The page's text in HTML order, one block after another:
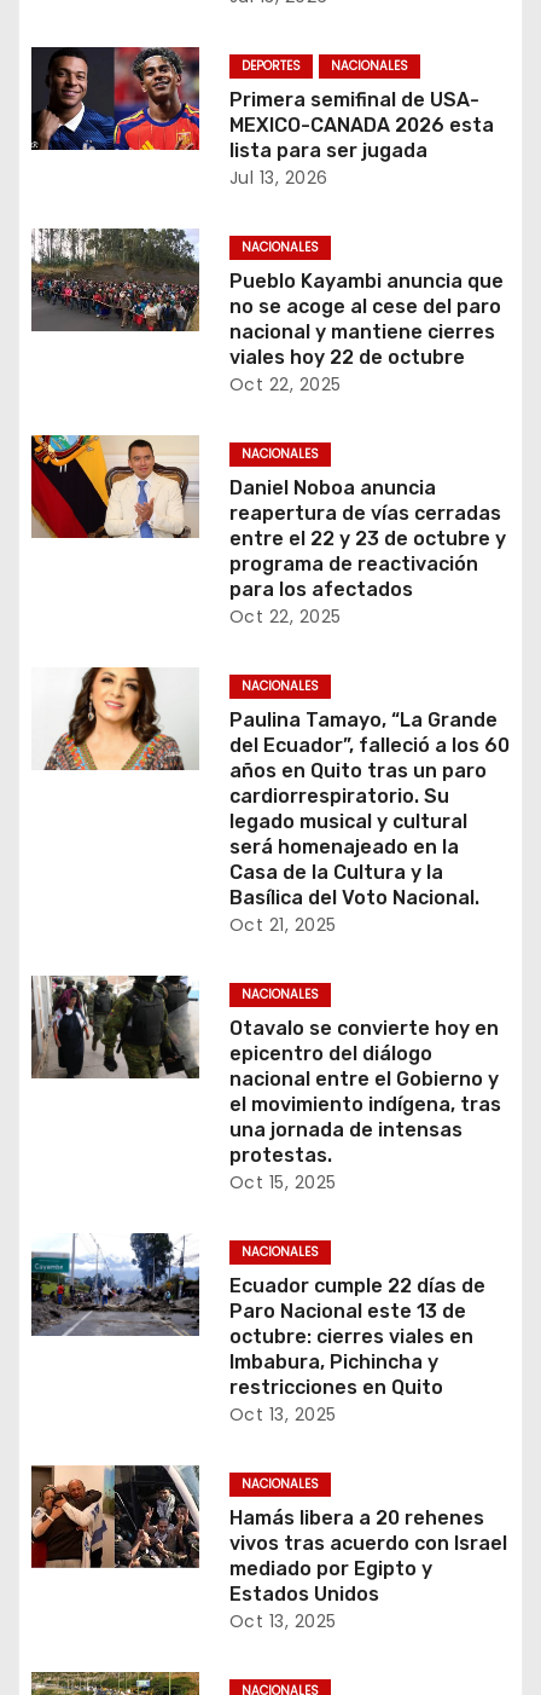
s
DEPORTES NACIONALES
Primera semifinal de USA-
MEXICO-CANADA 2026 esta
lista para ser jugada
Jul 13, 2026
NACIONALES
Pueblo Kayambi anuncia que
no se acoge al cese del paro
nacional y mantiene cierres
viales hoy 22 de octubre
Oct 22, 2025
NACIONALES
Daniel Noboa anuncia
reapertura de vías cerradas
entre el 22 y 23 de octubre y
programa de reactivación
para los afectados
Oct 22, 2025
NACIONALES
Paulina Tamayo, “La Grande
del Ecuador”, falleció a los 60
años en Quito tras un paro
cardiorrespiratorio. Su
legado musical y cultural
será homenajeado en la
Casa de la Cultura y la
Basílica del Voto Nacional.
Oct 21, 2025
NACIONALES
Otavalo se convierte hoy en
epicentro del diálogo
nacional entre el Gobierno y
el movimiento indígena, tras
una jornada de intensas
protestas.
Oct 15, 2025
NACIONALES
Ecuador cumple 22 días de
Paro Nacional este 13 de
octubre: cierres viales en
Imbabura, Pichincha y
restricciones en Quito
Oct 13, 2025
NACIONALES
Hamás libera a 20 rehenes
vivos tras acuerdo con Israel
mediado por Egipto y
Estados Unidos
Oct 13, 2025
NACIONALES